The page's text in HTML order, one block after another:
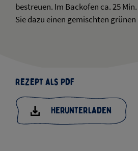
bestreuen. Im Backofen ca. 25
Sie dazu einen gemischten
Rezept als PDF
Herunterladen